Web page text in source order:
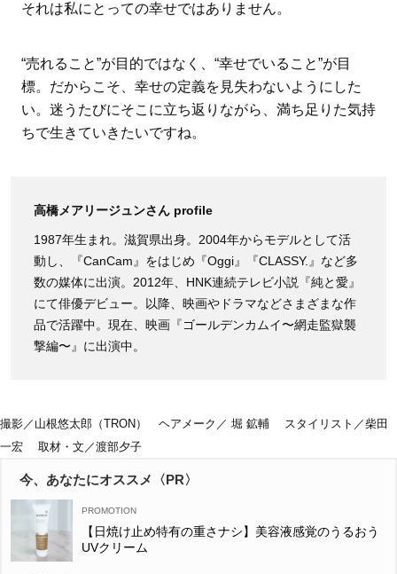
それは私にとっての幸せではありません。
“売れること”が目的ではなく、“幸せでいること”が目
標。だからこそ、幸せの定義を見失わないようにした
い。迷うたびにそこに立ち返りながら、満ち足りた気持
ちで生きていきたいですね。
高橋メアリージュンさん profile
1987年生まれ。滋賀県出身。2004年からモデルとして活
動し、『CanCam』をはじめ『Oggi』『CLASSY.』など多
数の媒体に出演。2012年、HNK連続テレビ小説『純と愛』
にて俳優デビュー。以降、映画やドラマなどさまざまな作
品で活躍中。現在、映画『ゴールデンカムイ〜網走監獄襲
撃編〜』に出演中。
撮影／山根悠太郎（TRON） ヘアメーク／ 堀 鉱輔 スタイリスト／柴田
一宏 取材・文／渡部夕子
今、あなたにオススメ〈PR〉
【日焼け止め特有の重さナシ】美容液感覚のうるおう
UVクリーム